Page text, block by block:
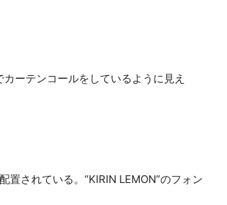
ーテンコールをしているように見え
置されている。“KIRIN LEMON”のフォン